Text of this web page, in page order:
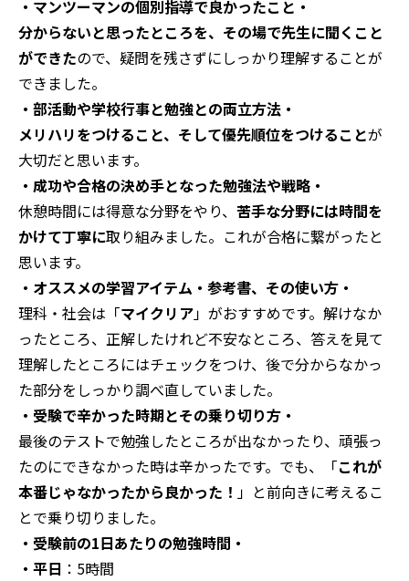
・マンツーマンの個別指導で良かったこと・
分からないと思ったところを、その場で先生に聞くこと
ができたので、疑問を残さずにしっかり理解することが
できました。
・部活動や学校行事と勉強との両立方法・
メリハリをつけること、そして優先順位をつけることが
大切だと思います。
・成功や合格の決め手となった勉強法や戦略・
休憩時間には得意な分野をやり、 苦手な分野には時間を
かけて丁寧に取り組みました。これが合格に繋がったと
思います。
・オススメの学習アイテム・参考書、その使い方・
理科・社会は「マイクリア」がおすすめです。解けなか
ったところ、正解したけれど不安なところ、答えを見て
理解したところにはチェックをつけ、後で分からなかっ
た部分をしっかり調べ直していました。
・受験で辛かった時期とその乗り切り方・
最後のテストで勉強したところが出なかったり、頑張っ
たのにできなかった時は辛かったです。でも、「これが
本番じゃなかったから良かった！ 」と前向きに考えるこ
とで乗り切りました。
・受験前の1日あたりの勉強時間・
・平日 ：5時間